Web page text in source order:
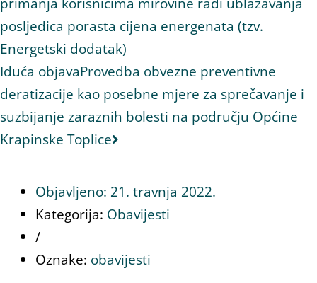
posljedica porasta cijena energenata (tzv.
Energetski dodatak)
Iduća objavaProvedba obvezne preventivne
deratizacije kao posebne mjere za sprečavanje i
suzbijanje zaraznih bolesti na području Općine
Krapinske Toplice
Objavljeno: 21. travnja 2022.
Kategorija: Obavijesti
/
Oznake: obavijesti